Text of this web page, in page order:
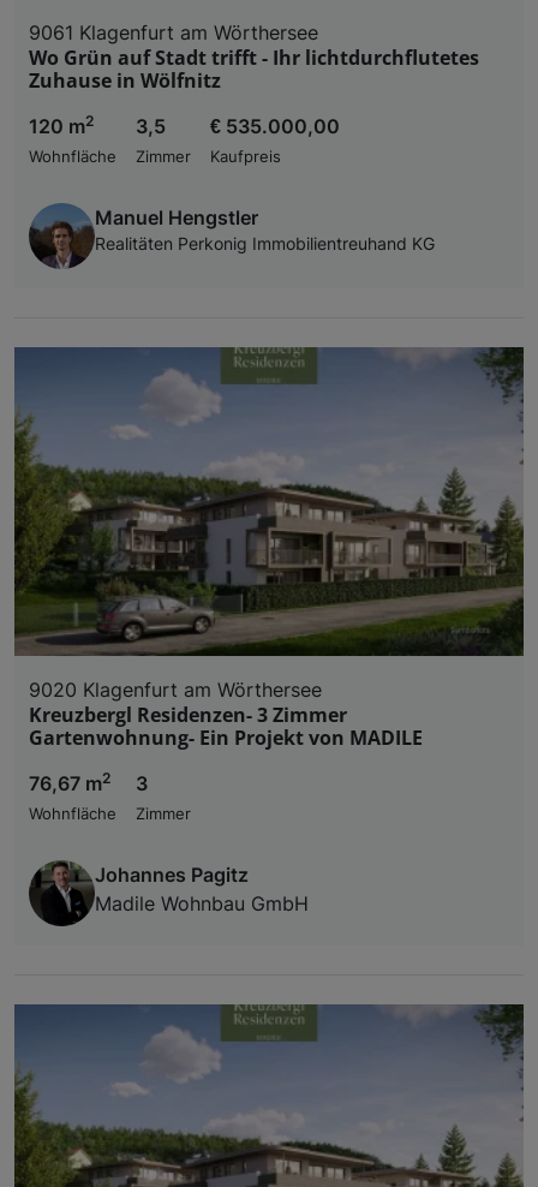
9061 Klagenfurt am Wörthersee
Wo Grün auf Stadt trifft - Ihr lichtdurchflutetes
Zuhause in Wölfnitz
120 m2
Wohnfläche
3,5
Zimmer
€ 535.000,00
Kaufpreis
Manuel Hengstler
Realitäten Perkonig Immobilientreuhand KG
9020 Klagenfurt am Wörthersee
Kreuzbergl Residenzen- 3 Zimmer
Gartenwohnung- Ein Projekt von MADILE
76,67 m2
Wohnfläche
3
Zimmer
Johannes Pagitz
Madile Wohnbau GmbH